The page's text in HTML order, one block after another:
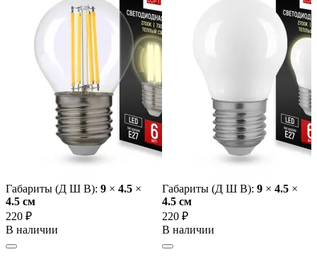
Габариты (Д Ш В): 9 × 4.5 ×
4.5 cм
220 ₽
В наличии
Габариты (Д Ш В): 9 × 4.5 ×
4.5 cм
220 ₽
В наличии